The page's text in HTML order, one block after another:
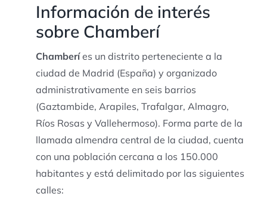
Información de interés
sobre Chamberí
Chamberíes un distrito perteneciente a la
ciudad de Madrid (España) y organizado
administrativamente en seis barrios
(Gaztambide, Arapiles, Trafalgar, Almagro,
Ríos Rosas y Vallehermoso). Forma parte de la
llamada almendra central de la ciudad, cuenta
con una población cercana a los 150.000
habitantes y está delimitado por las siguientes
calles: